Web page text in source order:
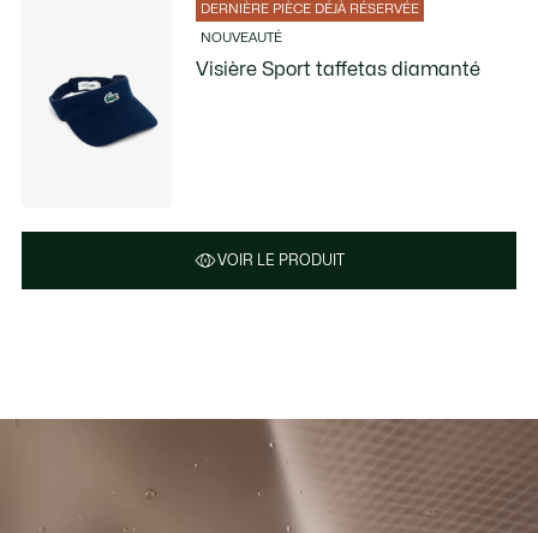
DERNIÈRE PIÈCE DÉJÀ RÉSERVÉE
NOUVEAUTÉ
Visière Sport taffetas diamanté
VOIR LE PRODUIT